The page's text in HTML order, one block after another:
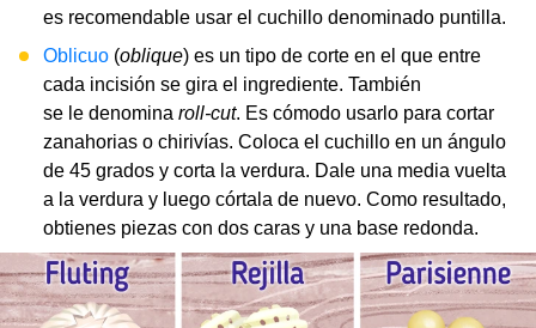
es recomendable usar el cuchillo denominado puntilla.
Oblicuo (oblique) es un tipo de corte en el que entre
cada incisión se gira el ingrediente. También
se le denomina roll-cut. Es cómodo usarlo para cortar
zanahorias o chirivías. Coloca el cuchillo en un ángulo
de 45 grados y corta la verdura. Dale una media vuelta
a la verdura y luego córtala de nuevo. Como resultado,
obtienes piezas con dos caras y una base redonda.